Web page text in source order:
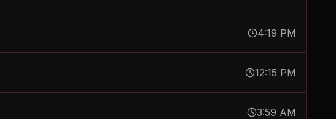
4:19 PM
12:15 PM
3:59 AM